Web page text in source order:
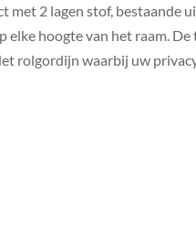
2 lagen stof, bestaande
elke hoogte van het raam.
rolgordijn waarbij uw